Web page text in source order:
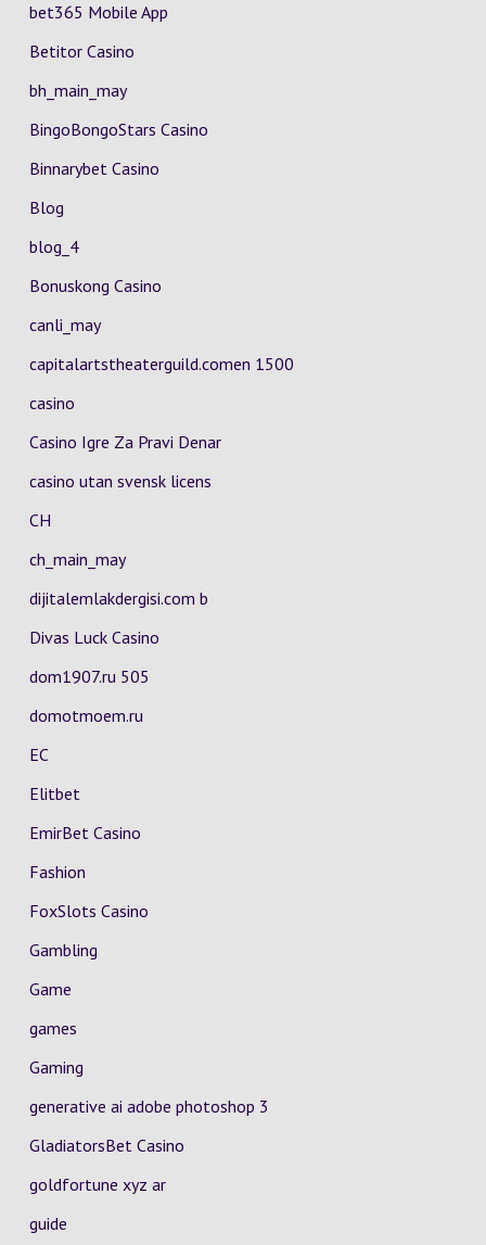
bet365 Mobile App
Betitor Casino
bh_main_may
BingoBongoStars Casino
Binnarybet Casino
Blog
blog_4
Bonuskong Casino
canli_may
capitalartstheaterguild.comen 1500
casino
Casino Igre Za Pravi Denar
casino utan svensk licens
CH
ch_main_may
dijitalemlakdergisi.com b
Divas Luck Casino
dom1907.ru 505
domotmoem.ru
EC
Elitbet
EmirBet Casino
Fashion
FoxSlots Casino
Gambling
Game
games
Gaming
generative ai adobe photoshop 3
GladiatorsBet Casino
goldfortune xyz ar
guide